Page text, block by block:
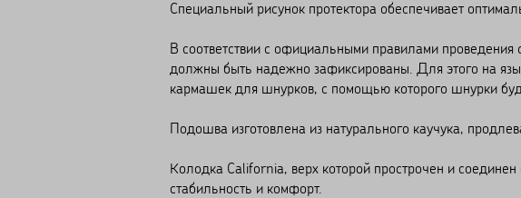
Специальный рисунок протектора обеспечивает
В соответствии с официальными правилами
должны быть надежно зафиксированы. Для этого на
кармашек для шнурков, с помощью которого шнурки
Подошва изготовлена из натурального каучука,
Колодка California, верх которой прострочен и
стабильность и комфорт.